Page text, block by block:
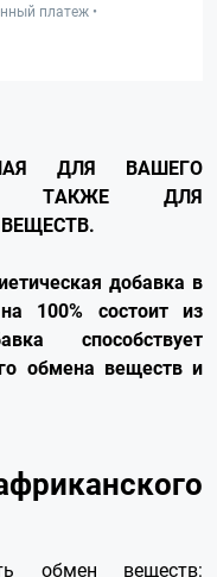
платеж •
ДЛЯ ВАШЕГО
ТАКЖЕ ДЛЯ
добавка в
100% состоит из
способствует
обмена веществ и
обмен веществ: